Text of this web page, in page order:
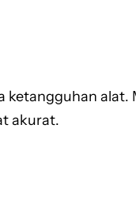
alat.
akurat.